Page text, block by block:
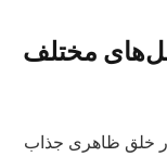
مختلف
خلق ظاهری جذاب